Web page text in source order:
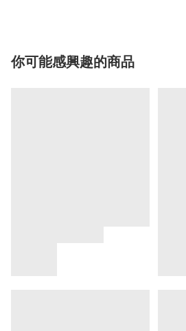
你可能感興趣的商品